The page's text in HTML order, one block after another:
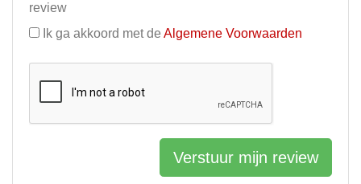
review
Ik ga akkoord met de Algemene Voorwaarden
Verstuur mijn review